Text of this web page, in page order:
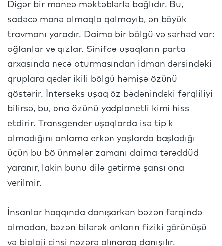
Digər bir maneə məktəblərlə bağlıdır. Bu,
sadəcə manə olmaqla qalmayıb, ən böyük
travmanı yaradır. Daima bir bölgü və sərhəd var:
oğlanlar və qızlar. Sinifdə uşaqların parta
arxasında necə oturmasından idman dərsindəki
qruplara qədər ikili bölgü həmişə özünü
göstərir. İnterseks uşaq öz bədənindəki fərqliliyi
bilirsə, bu, ona özünü yadplanetli kimi hiss
etdirir. Transgender uşaqlarda isə tipik
olmadığını anlama erkən yaşlarda başladığı
üçün bu bölünmələr zamanı daima tərəddüd
yaranır, lakin bunu dilə gətirmə şansı ona
verilmir.
İnsanlar haqqında danışarkən bəzən fərqində
olmadan, bəzən bilərək onların fiziki görünüşü
və bioloji cinsi nəzərə alınaraq danışılır.